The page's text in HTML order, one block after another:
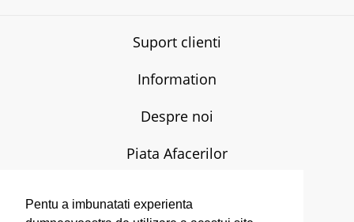
Pentu a imbunatati experienta
Suport clienti
Information
Despre noi
Piata Afacerilor
08.00-17.00
admin[@]piataafacerilor.ro